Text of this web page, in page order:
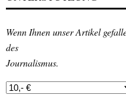
Wenn Ihnen unser Artikel
des
Journalismus.